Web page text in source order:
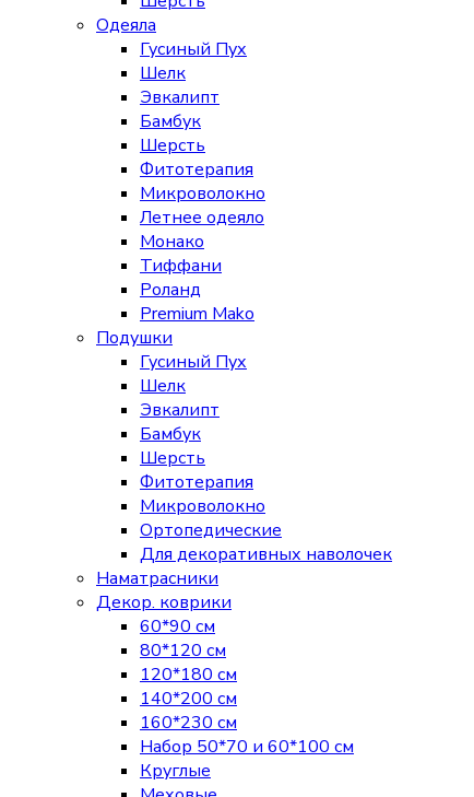
Одеяла
Гусиный Пух
Шелк
Эвкалипт
Бамбук
Шерсть
Фитотерапия
Микроволокно
Летнее одеяло
Монако
Тиффани
Роланд
Premium Mako
Подушки
Гусиный Пух
Шелк
Эвкалипт
Бамбук
Шерсть
Фитотерапия
Микроволокно
Ортопедические
Для декоративных наволочек
Наматрасники
Декор. коврики
60*90 см
80*120 см
120*180 см
140*200 см
160*230 см
Набор 50*70 и 60*100 см
Круглые